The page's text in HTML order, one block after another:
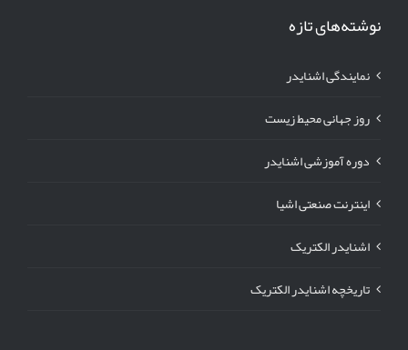
نوشته‌های تازه
نمایندگی اشنایدر
روز جهانی محیط زیست
دوره آموزشی اشنایدر
اینترنت صنعتی اشیا
اشنایدر الکتریک
تاریخچه اشنایدر الکتریک